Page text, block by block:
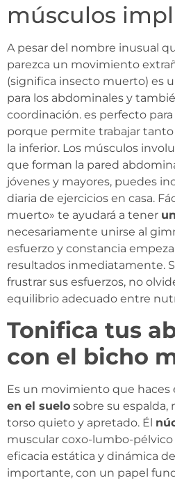
músculos
A pesar del nombre inusual
parezca un movimiento
(significa insecto muerto) es
para los abdominales y
coordinación. es perfecto para
porque permite trabajar
la inferior. Los músculos
que forman la pared
jóvenes y mayores, puedes
diaria de ejercicios en casa.
muerto» te ayudará a tener
necesariamente unirse al
esfuerzo y constancia
resultados inmediatamente.
frustrar sus esfuerzos, no
equilibrio adecuado entre
Tonifica tus
con el bicho
Es un movimiento que haces
en el suelo sobre su
torso quieto y apretado. Él
muscular coxo-lumbo-
eficacia estática y dinámica
importante, con un papel